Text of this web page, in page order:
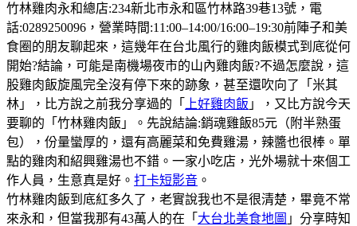
竹林雞肉永和總店:234新北市永和區竹林路39巷13號，電
話:0289250096，營業時間:11:00–14:00/16:00–19:30前陣子和美
食圈的朋友聊起來，這幾年在台北風行的雞肉飯模式到底從何
開始?結論，可能是南機場夜市的山內雞肉飯?不過怎麼說，這
股雞肉飯旋風完全沒有停下來的跡象，甚至還吹向了「米其
林」，比方說之前我分享過的「
上好雞肉飯 」，又比方說今天
要聊的「竹林雞肉飯」。先說結論:銷魂雞飯85元（附半熟蛋
包），份量蠻厚的，還有高麗菜和免費雞湯，辣醬也很棒。單
點的雞肉和紹興雞湯也不錯。一家小吃店，光外場就十來個工
作人員，生意真是好。 打卡短影音 。
竹林雞肉飯到底紅多久了，老實說我也不是很清楚，畢竟不常
來永和，但當我那有43萬人的在「 大台北美食地圖 」分享時知